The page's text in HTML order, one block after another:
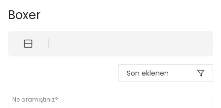
Boxer
Son eklenen